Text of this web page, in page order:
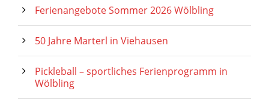
Ferienangebote Sommer 2026 Wölbling
50 Jahre Marterl in Viehausen
Pickleball – sportliches Ferienprogramm in
Wölbling